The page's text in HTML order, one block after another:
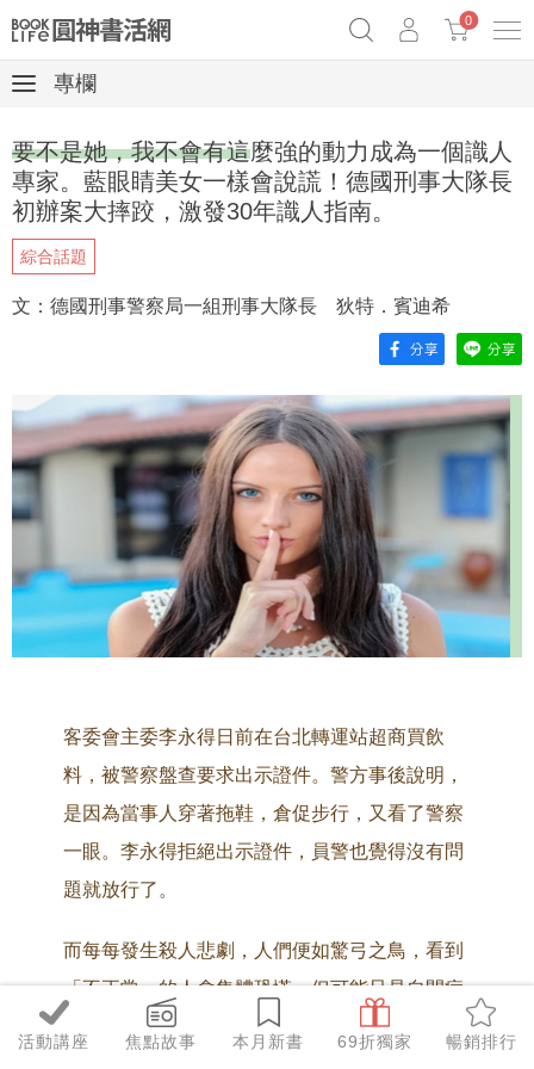
Netflix話題章魚小說！
0
活動講座 焦點故事 本月新書 69折獨家 暢銷排行
專欄
要不是她，我不會有這麼強的動力成為一個識人
專家。藍眼睛美女一樣會說謊！德國刑事大隊長
初辦案大摔跤，激發30年識人指南。
綜合話題
文：德國刑事警察局一組刑事大隊長 狄特．賓迪希
客委會主委李永得日前在台北轉運站超商買飲
料，被警察盤查要求出示證件。警方事後說明，
是因為當事人穿著拖鞋，倉促步行，又看了警察
一眼。李永得拒絕出示證件，員警也覺得沒有問
題就放行了。
而每每發生殺人悲劇，人們便如驚弓之鳥，看到
「不正常」的人會集體恐慌，但可能只是自閉症
兒童，而我們無意又造成了傷害。又或者，我們